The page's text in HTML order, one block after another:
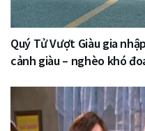
Quý Tử Vượt Giàu gia
cảnh giàu – nghèo khó